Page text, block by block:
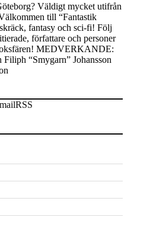
Väldigt mycket utifrån
till “Fantastik
fantasy och sci-fi! Följ
författare och personer
MEDVERKANDE:
“Smygarn” Johansson
RSS